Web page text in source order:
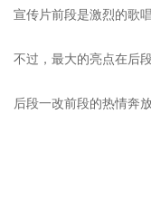
宣传片前段是激烈的歌
不过，最大的亮点在后段
后段一改前段的热情奔